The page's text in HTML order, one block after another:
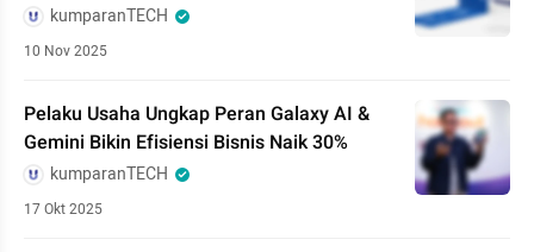
kumparanTECH
10 Nov 2025
Pelaku Usaha Ungkap Peran Galaxy AI &
Gemini Bikin Efisiensi Bisnis Naik 30%
kumparanTECH
17 Okt 2025